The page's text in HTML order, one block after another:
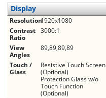
Display
Resolution1920x1080
Contrast
Ratio
3000:1
View
Angles
89,89,89,89
Touch /
Glass
Resistive Touch Screen
(Optional)
Protection Glass w/o
Touch Function
(Optional)